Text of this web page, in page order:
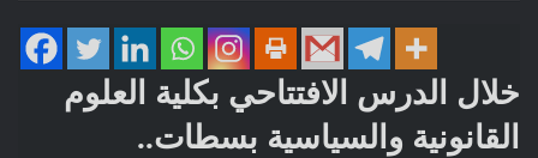
خلال الدرس الافتتاحي بكلية العلوم
القانونية والسياسية بسطات..